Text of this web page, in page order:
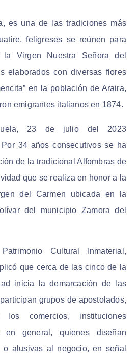
es una de las tradiciones más
feligreses se reúnen para
Virgen Nuestra Señora del
elaborados con diversas flores
en la población de Araira,
emigrantes italianos en 1874.
23 de julio del 2023
34 años consecutivos se ha
de la tradicional Alfombras de
que se realiza en honor a la
del Carmen ubicada en la
del municipio Zamora del
Cultural Inmaterial,
que cerca de las cinco de la
inicia la demarcación de las
grupos de apostolados,
los comercios, instituciones
general, quienes diseñan
o alusivas al negocio, en señal